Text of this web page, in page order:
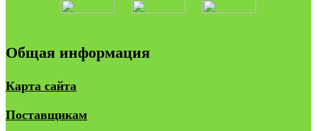
Общая информация
Карта сайта
Поставщикам